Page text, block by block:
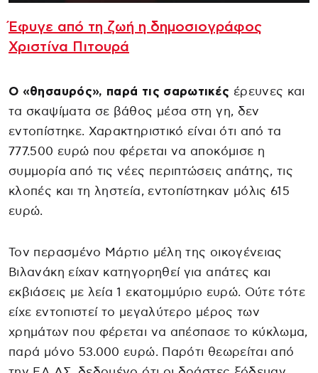
Έφυγε από τη ζωή η δημοσιογράφος
Χριστίνα Πιτουρά
Ο «θησαυρός», παρά τις σαρωτικές έρευνες και
τα σκαψίματα σε βάθος μέσα στη γη, δεν
εντοπίστηκε. Χαρακτηριστικό είναι ότι από τα
777.500 ευρώ που φέρεται να αποκόμισε η
συμμορία από τις νέες περιπτώσεις απάτης, τις
κλοπές και τη ληστεία, εντοπίστηκαν μόλις 615
ευρώ.
Τον περασμένο Μάρτιο μέλη της οικογένειας
Βιλανάκη είχαν κατηγορηθεί για απάτες και
εκβιάσεις με λεία 1 εκατομμύριο ευρώ. Ούτε τότε
είχε εντοπιστεί το μεγαλύτερο μέρος των
χρημάτων που φέρεται να απέσπασε το κύκλωμα,
παρά μόνο 53.000 ευρώ. Παρότι θεωρείται από